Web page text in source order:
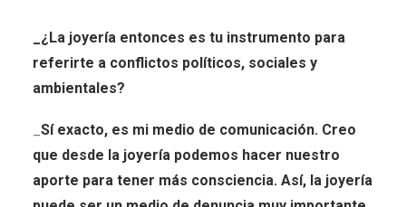
_¿La joyería entonces es tu instrumento para
referirte a conflictos políticos, sociales y
ambientales?
Sí exacto, es mi medio de comunicación. Creo
que desde la joyería podemos hacer nuestro
aporte para tener más consciencia. Así, la joyería